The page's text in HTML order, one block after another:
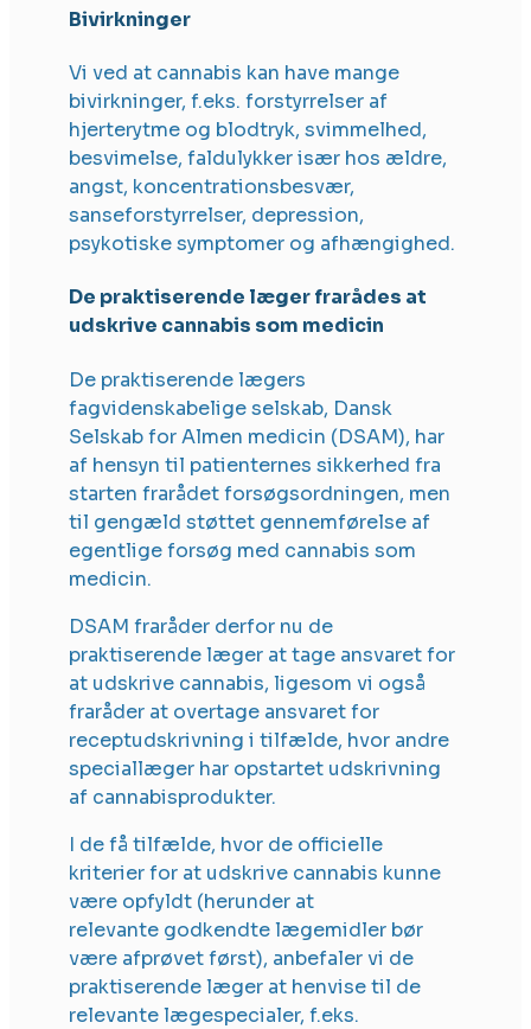
Bivirkninger
Vi ved at cannabis kan have mange
bivirkninger, f.eks. forstyrrelser af
hjerterytme og blodtryk, svimmelhed,
besvimelse, faldulykker især hos ældre,
angst, koncentrationsbesvær,
sanseforstyrrelser, depression,
psykotiske symptomer og afhængighed.
De praktiserende læger frarådes at
udskrive cannabis som medicin
De praktiserende lægers
fagvidenskabelige selskab, Dansk
Selskab for Almen medicin (DSAM), har
af hensyn til patienternes sikkerhed fra
starten frarådet forsøgsordningen, men
til gengæld støttet gennemførelse af
egentlige forsøg med cannabis som
medicin.
DSAM fraråder derfor nu de
praktiserende læger at tage ansvaret for
at udskrive cannabis, ligesom vi også
fraråder at overtage ansvaret for
receptudskrivning i tilfælde, hvor andre
speciallæger har opstartet udskrivning
af cannabisprodukter.
I de få tilfælde, hvor de officielle
kriterier for at udskrive cannabis kunne
være opfyldt (herunder at
relevante godkendte lægemidler bør
være afprøvet først), anbefaler vi de
praktiserende læger at henvise til de
relevante lægespecialer, f.eks.